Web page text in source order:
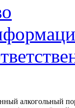
алкогольный